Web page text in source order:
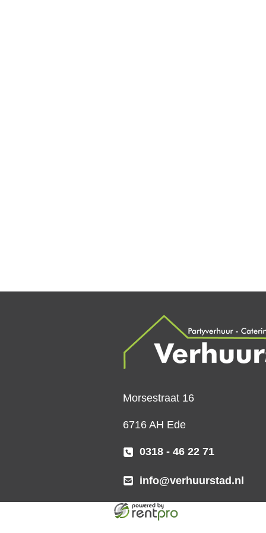
Morsestraat 16
6716 AH Ede
0318 - 46 22 71
info@verhuurstad.nl